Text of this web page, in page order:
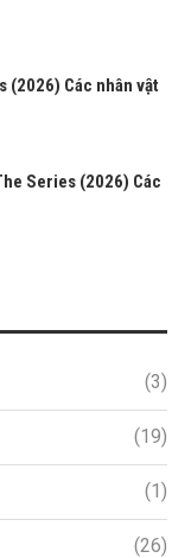
(2026) Các nhân vật
Series (2026) Các
(3)
(19)
(1)
(26)